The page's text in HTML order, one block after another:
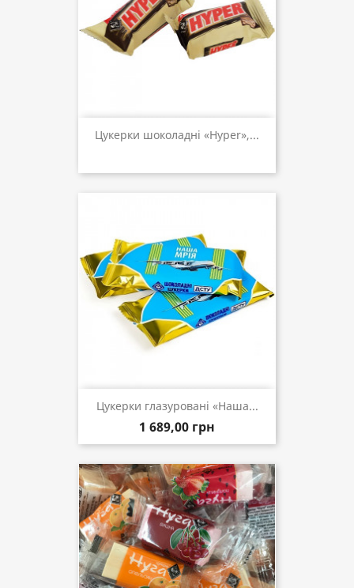
Цукерки шоколадні «Hyper»,...
Цукерки глазуровані «Наша...
1 689,00 грн